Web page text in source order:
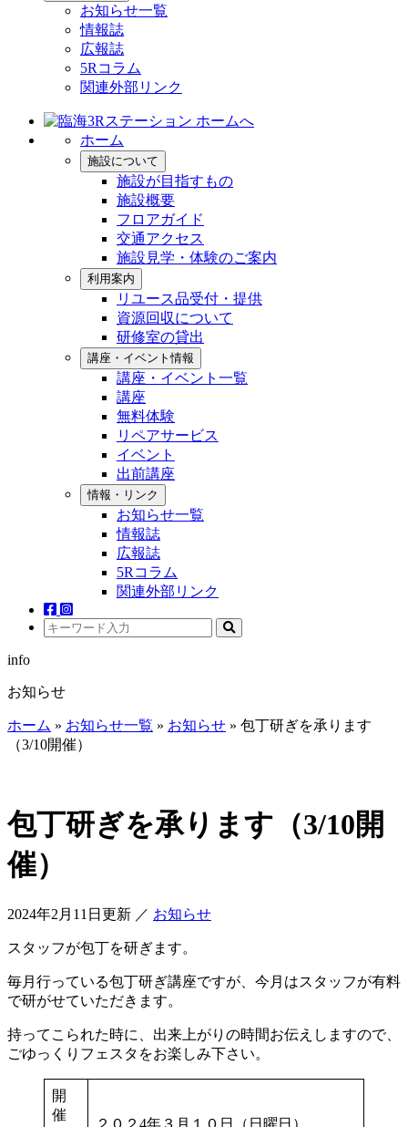
お知らせ一覧
情報誌
広報誌
5Rコラム
関連外部リンク
ホーム
施設について
施設が目指すもの
施設概要
フロアガイド
交通アクセス
施設見学・体験のご案内
利用案内
リユース品受付・提供
資源回収について
研修室の貸出
講座・イベント情報
講座・イベント一覧
講座
無料体験
リペアサービス
イベント
出前講座
情報・リンク
お知らせ一覧
情報誌
広報誌
5Rコラム
関連外部リンク
info
お知らせ
ホーム » お知らせ一覧 » お知らせ » 包丁研ぎを承ります
（3/10開催）
包丁研ぎを承ります（3/10開
催）
2024年2月11日更新 ／ お知らせ
スタッフが包丁を研ぎます。
毎月行っている包丁研ぎ講座ですが、今月はスタッフが有料
で研がせていただきます。
持ってこられた時に、出来上がりの時間お伝えしますので、
ごゆっくりフェスタをお楽しみ下さい。
開
催
２０２4年３月１０日（日曜日）